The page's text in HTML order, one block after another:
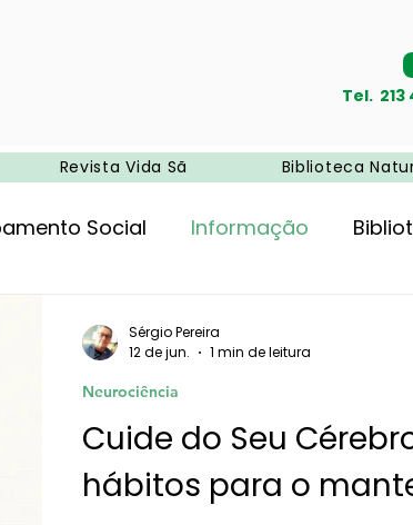
Tel. 213
Revista Vida Sã Biblioteca
Social Informação
Medicina e terapias naturais
Exercício físico Terapias
Cuide do Seu
hábitos para o
Neurociência
Sérgio Pereira
12 de jun.
1 min de leitura